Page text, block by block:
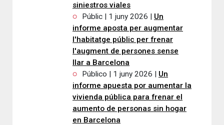
siniestros viales
Públic | 1 juny 2026 | Un
informe aposta per augmentar
l'habitatge públic per frenar
l'augment de persones sense
llar a Barcelona
Público | 1 juny 2026 | Un
informe apuesta por aumentar la
vivienda pública para frenar el
aumento de personas sin hogar
en Barcelona